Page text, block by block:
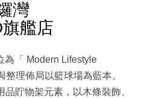
灣
艦店
為「 Modern Lifestyle
理佈局以籃球場為藍本。
貯物架元素，以木條裝飾、